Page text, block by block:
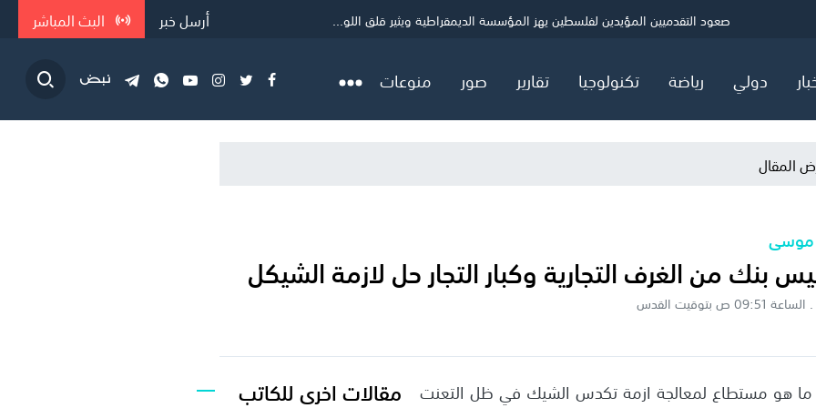
حماس: ننتظر ردًا رسميًا بشأن خارطة المرحلة الثانية
الصحة بغزة: شهيد و5 إصابات خلال 24 ساعة
صعود التقدميين المؤيدين لفلسطين يهز المؤسسة الديمقراطية ويثير قلق اللو... أرسل خبر البث المباشر
دولي رياضة تكنولوجيا تقارير صور منوعات
المقال
موسى
بنك من الغرف التجارية وكبار التجار حل لازمة الشيكل
ما هو مستطاع لمعالجة ازمة تكدس الشيك في ظل التعنت مقالات اخرى للكاتب